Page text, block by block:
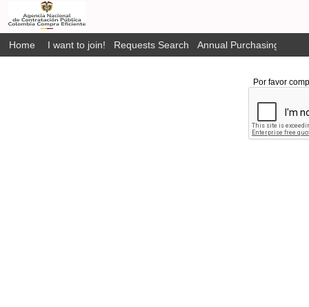
Home I want to join! Requests Search Annual Purchasing Plan
Por favor